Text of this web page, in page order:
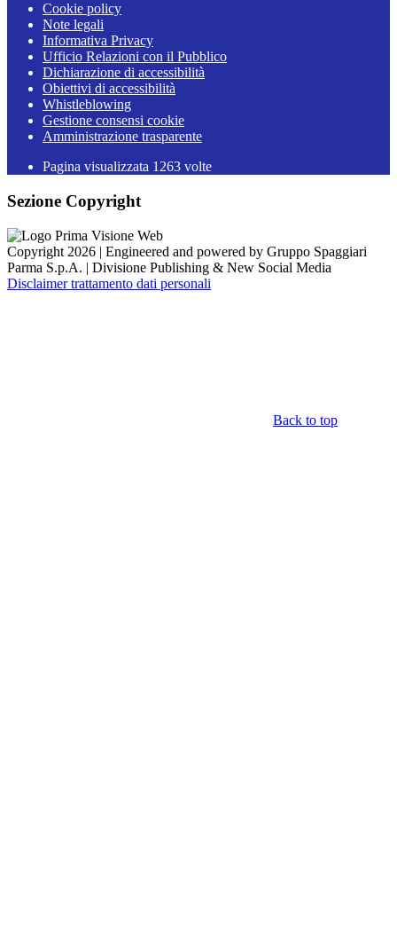
Cookie policy
Note legali
Informativa Privacy
Ufficio Relazioni con il Pubblico
Dichiarazione di accessibilità
Obiettivi di accessibilità
Whistleblowing
Gestione consensi cookie
Amministrazione trasparente
Pagina visualizzata 1263 volte
Sezione Copyright
Copyright 2026 | Engineered and powered by Gruppo Spaggiari
Parma S.p.A. | Divisione Publishing & New Social Media
Disclaimer trattamento dati personali
Back to top